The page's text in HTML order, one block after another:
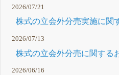
2026/07/21
株式の立会外分売実施に関
2026/07/13
株式の立会外分売に関する
2026/06/16